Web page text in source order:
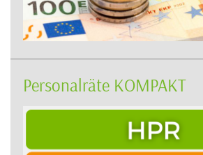
Personalräte KOMPAKT